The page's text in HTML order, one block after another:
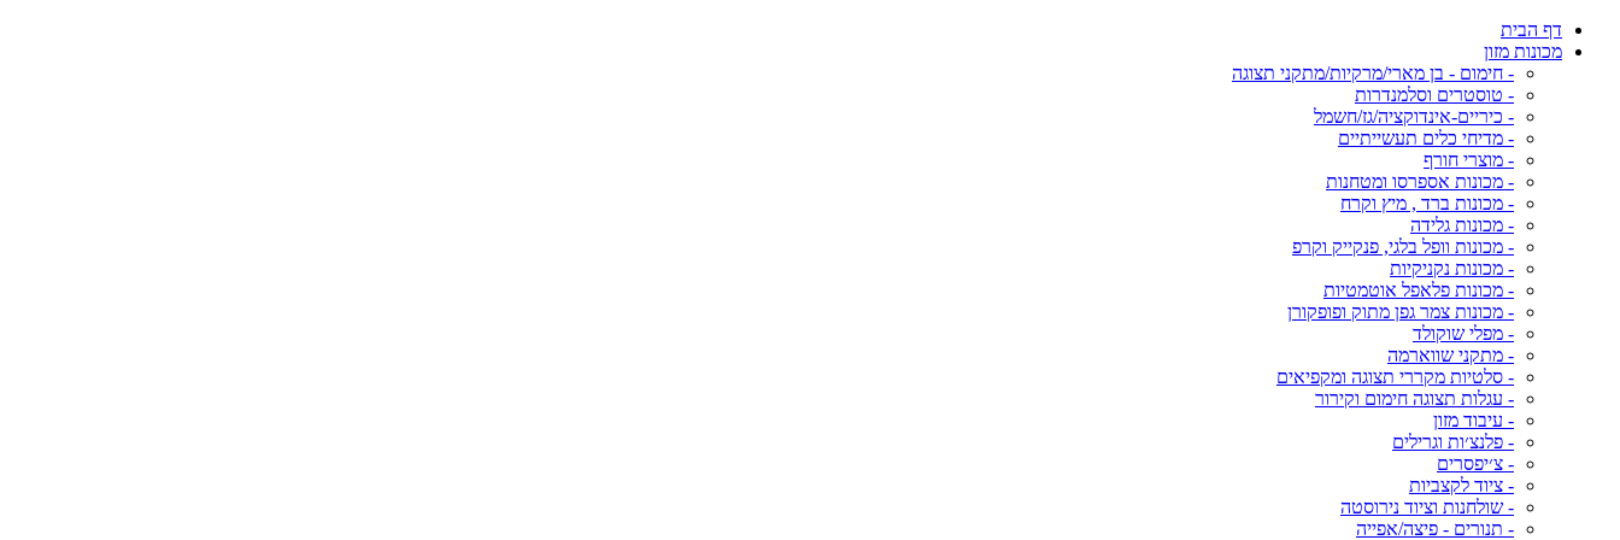
דף הבית
מכונות מזון
- חימום - בן מארי/מרקיות/מתקני תצוגה
- טוסטרים וסלמנדרות
- כיריים-אינדוקציה/גז/חשמל
- מדיחי כלים תעשייתיים
- מוצרי חורף
- מכונות אספרסו ומטחנות
- מכונות ברד , מיץ וקרח
- מכונות גלידה
- מכונות וופל בלגי, פנקייק וקרפ
- מכונות נקניקיות
- מכונות פלאפל אוטמטיות
- מכונות צמר גפן מתוק ופופקורן
- מפלי שוקולד
- מתקני שווארמה
- סלטיות מקררי תצוגה ומקפיאים
- עגלות תצוגה חימום וקירור
- עיבוד מזון
- פלנצ׳ות וגרילים
- צ׳יפסרים
- ציוד לקצביות
- שולחנות וציוד נירוסטה
- תנורים - פיצה/אפייה